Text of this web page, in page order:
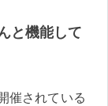
と機能して
催されている